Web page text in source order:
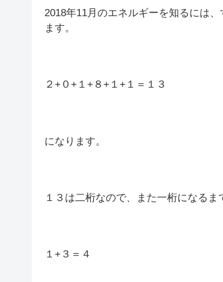
2018年11月のエネルギーを知るには
ます。
２+０+１+８+１+１＝１３
になります。
１３は二桁なので、また一桁になるま
１+３＝４